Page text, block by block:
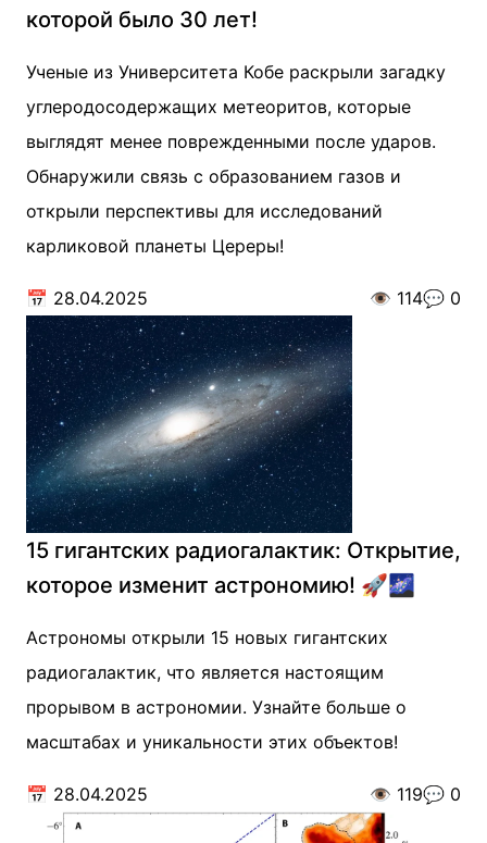
которой было 30 лет!
Ученые из Университета Кобе раскрыли загадку
углеродосодержащих метеоритов, которые
выглядят менее поврежденными после ударов.
Обнаружили связь с образованием газов и
открыли перспективы для исследований
карликовой планеты Цереры!
📅 28.04.2025 👁️ 114💬 0
15 гигантских радиогалактик: Открытие,
которое изменит астрономию! 🚀🌌
Астрономы открыли 15 новых гигантских
радиогалактик, что является настоящим
прорывом в астрономии. Узнайте больше о
масштабах и уникальности этих объектов!
📅 28.04.2025 👁️ 119💬 0